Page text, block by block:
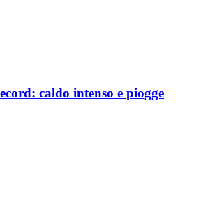
caldo intenso e piogge